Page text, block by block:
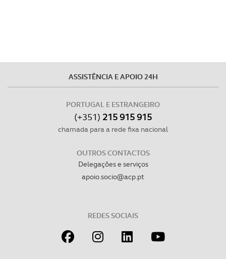
ASSISTÊNCIA E APOIO 24H
PORTUGAL E ESTRANGEIRO
(+351) 215 915 915
chamada para a rede fixa nacional
OUTROS CONTACTOS
Delegações e serviços
apoio.socio@acp.pt
REDES SOCIAIS